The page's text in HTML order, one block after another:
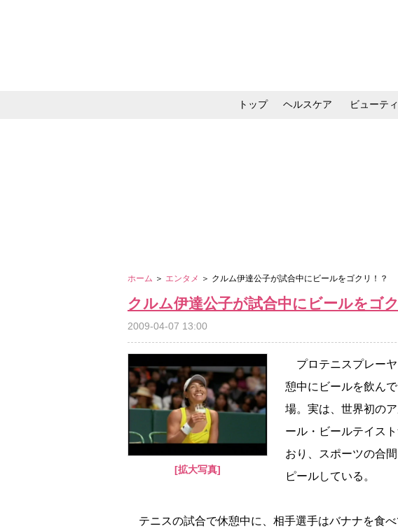
トップ ヘルスケア ビューティ
ホーム ＞ エンタメ ＞ クルム伊達公子が試合中にビールをゴクリ！？
クルム伊達公子が試合中にビールをゴ
2009-04-07 13:00
[拡大写真]
プロテニスプレー
憩中にビールを飲ん
場。実は、世界初の
ール・ビールテイス
おり、スポーツの合
ピールしている。
テニスの試合で休憩中に、相手選手はバナナを食